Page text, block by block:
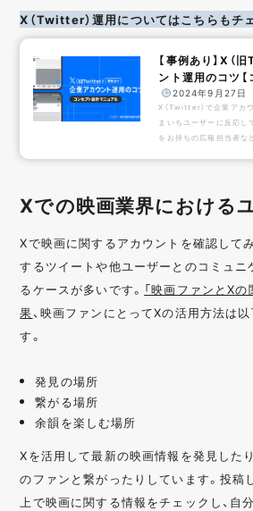
X（Twitter）運用についてはこちらもチ
【事例あり】X（
ント運用のコツ
アル】
2024年9月27日
X（Twitter）で企業アカ
まいちユーザーに反応し
をお持ちの広報担当者な
間違いや、アカウント設
際の成功事例を交えなが
こちらもチェック！X（
Xでの映画業界における
Xで映画に関するアカウントを確認して
するツイートや他ユーザーとのコミュ
るケースが多いです。 「映画ファンとX
果、映画ファンにとってXの活用方法は
す。
発見の場所
繋がる場所
余韻を楽しむ場所
Xを活用して最新の映画情報を発見した
のファンと繋がったりしています。投稿
上で映画に関する情報をチェックし、自